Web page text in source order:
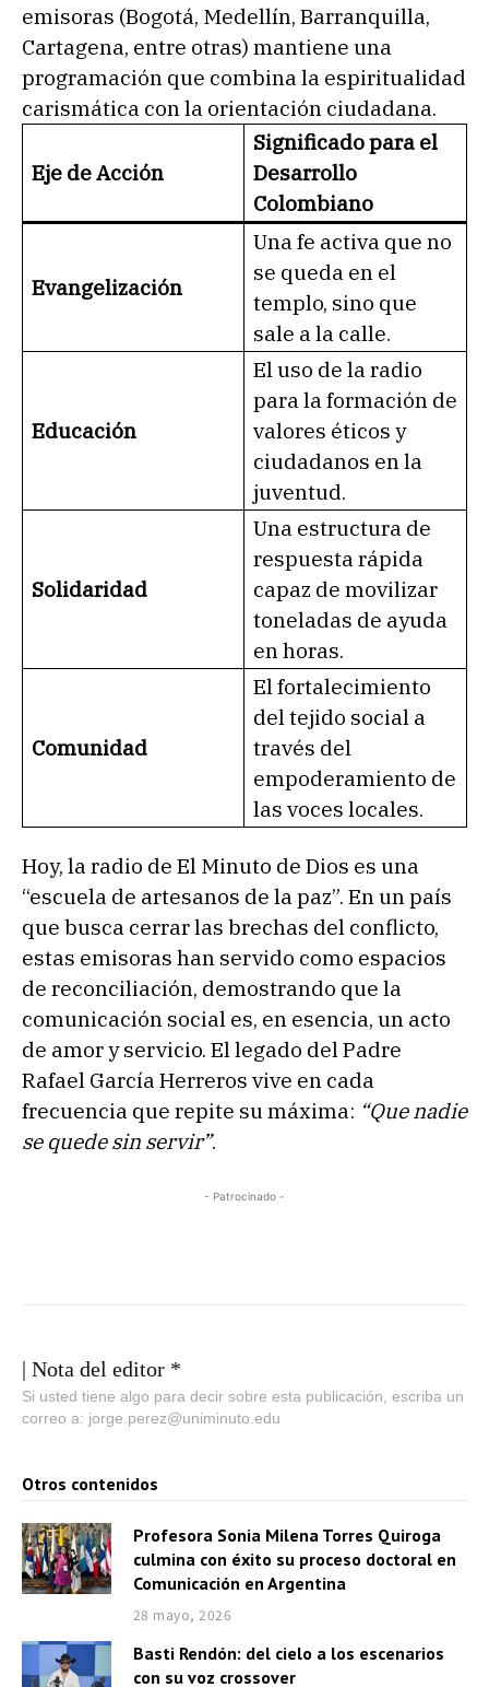
emisoras (Bogotá, Medellín, Barranquilla,
Cartagena, entre otras) mantiene una
programación que combina la espiritualidad
carismática con la orientación ciudadana.
Eje de Acción
Significado para el
Desarrollo
Colombiano
Evangelización
Una fe activa que no
se queda en el
templo, sino que
sale a la calle.
Educación
El uso de la radio
para la formación de
valores éticos y
ciudadanos en la
juventud.
Solidaridad
Una estructura de
respuesta rápida
capaz de movilizar
toneladas de ayuda
en horas.
Comunidad
El fortalecimiento
del tejido social a
través del
empoderamiento de
las voces locales.
Hoy, la radio de El Minuto de Dios es una
“escuela de artesanos de la paz”. En un país
que busca cerrar las brechas del conflicto,
estas emisoras han servido como espacios
de reconciliación, demostrando que la
comunicación social es, en esencia, un acto
de amor y servicio. El legado del Padre
Rafael García Herreros vive en cada
frecuencia que repite su máxima: “Que nadie
se quede sin servir”.
- Patrocinado -
| Nota del editor *
Si usted tiene algo para decir sobre esta publicación, escriba un
correo a: jorge.perez@uniminuto.edu
Otros contenidos
Profesora Sonia Milena Torres Quiroga
culmina con éxito su proceso doctoral en
Comunicación en Argentina
28 mayo, 2026
Basti Rendón: del cielo a los escenarios
con su voz crossover